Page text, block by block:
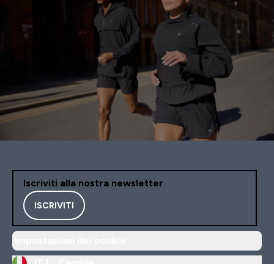
Iscriviti alla nostra newsletter
ISCRIVITI